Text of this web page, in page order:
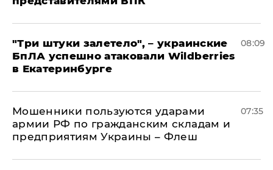
"Три штуки залетело", – украинские
БпЛА успешно атаковали Wildberries
в Екатеринбурге
08:09
Мошенники пользуются ударами
армии РФ по гражданским складам и
предприятиям Украины – Флеш
07:35